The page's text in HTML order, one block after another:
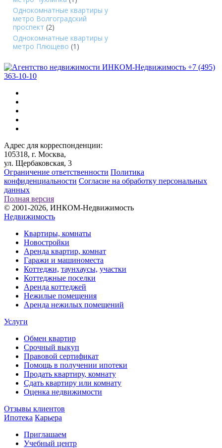
Однокомнатные квартиры у
метро Волгоградский
проспект (2)
Однокомнатные квартиры у
метро Плющево (1)
+7 (495)
363-10-10
Адрес для корреспонденции:
105318, г. Москва,
ул. Щербаковская, 3
Ограничение ответственности Политика
конфиденциальности Согласие на обработку персональных
данных
Полная версия
© 2001-2026, ИНКОМ-Недвижимость
Недвижимость
Квартиры, комнаты
Новостройки
Аренда квартир, комнат
Гаражи и машиноместа
Коттеджи, таунхаусы, участки
Коттеджные поселки
Аренда коттеджей
Нежилые помещения
Аренда нежилых помещений
Услуги
Обмен квартир
Срочный выкуп
Правовой сертификат
Помощь в получении ипотеки
Продать квартиру, комнату
Сдать квартиру или комнату
Оценка недвижимости
Отзывы клиентов
Ипотека Карьера
Приглашаем
Учебный центр